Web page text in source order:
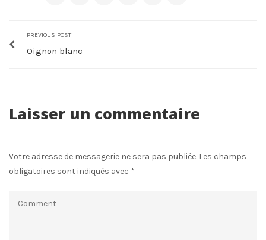
PREVIOUS POST
Oignon blanc
Laisser un commentaire
Votre adresse de messagerie ne sera pas publiée. Les champs
obligatoires sont indiqués avec *